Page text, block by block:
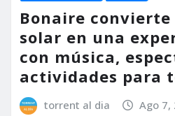
Bonaire convierte
solar en una
con música,
actividades para
torrent al dia Ago 7,